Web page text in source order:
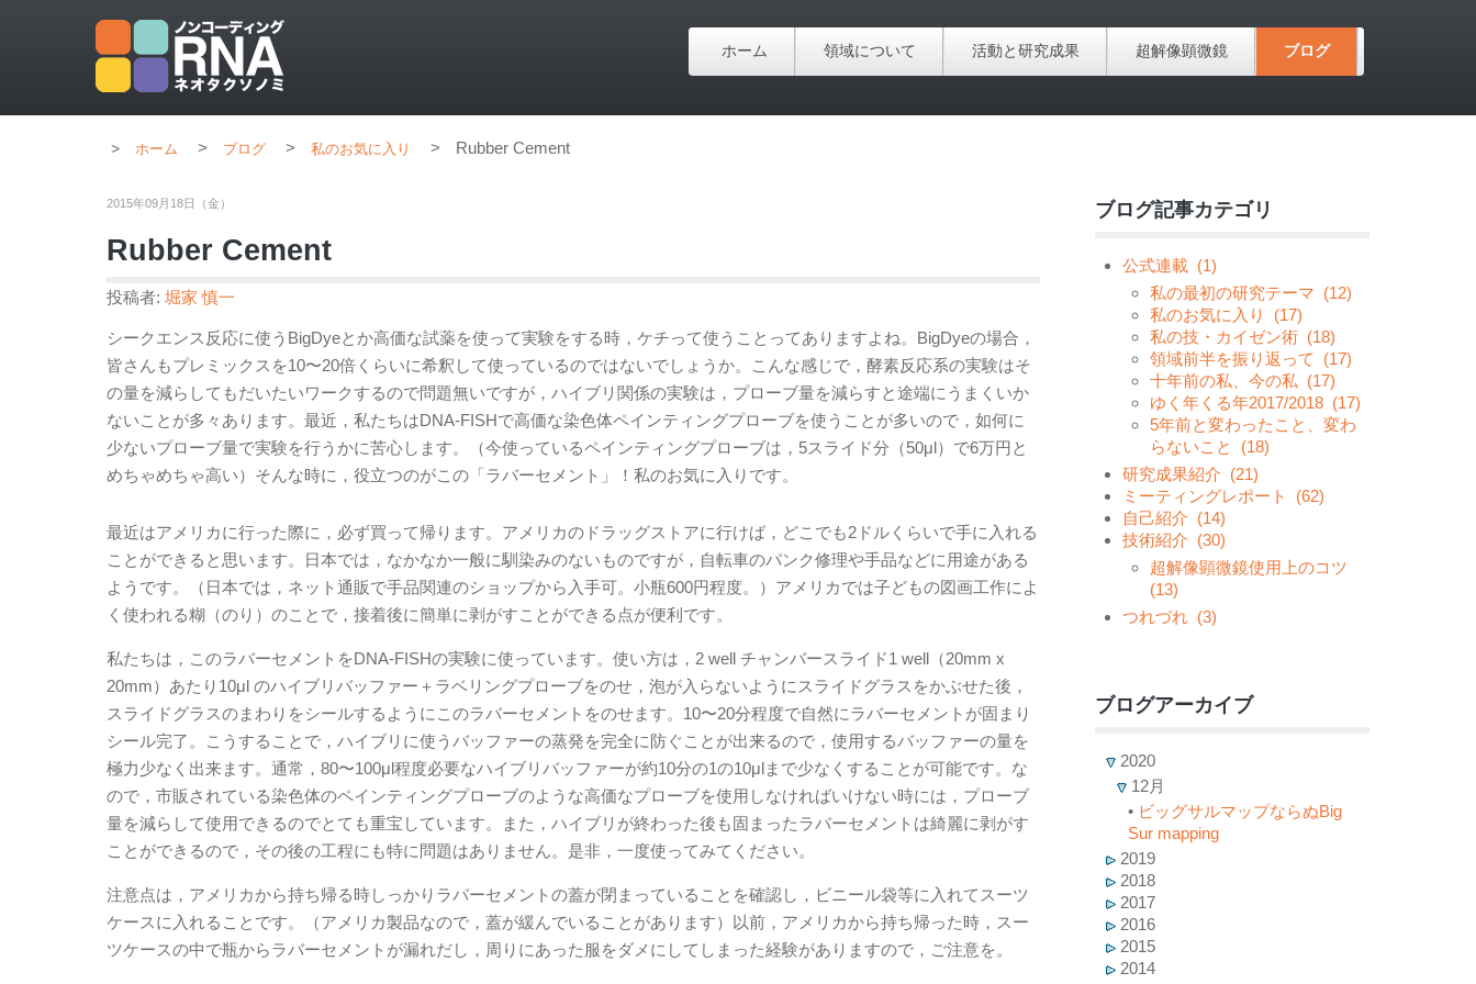
ホーム 領域について 活動と研究成果 超解像顕微鏡 ブログ
ホーム > ブログ > 私のお気に入り > Rubber Cement
2015年09月18日（金）
Rubber Cement
投稿者: 堀家 慎一
シークエンス反応に使うBigDyeとか高価な試薬を使って実験をする時，ケチって使うことってありますよね。BigDyeの場合，
皆さんもプレミックスを10〜20倍くらいに希釈して使っているのではないでしょうか。こんな感じで，酵素反応系の実験はそ
の量を減らしてもだいたいワークするので問題無いですが，ハイブリ関係の実験は，プローブ量を減らすと途端にうまくいか
ないことが多々あります。最近，私たちはDNA-FISHで高価な染色体ペインティングプローブを使うことが多いので，如何に
少ないプローブ量で実験を行うかに苦心します。（今使っているペインティングプローブは，5スライド分（50μl）で6万円と
めちゃめちゃ高い）そんな時に，役立つのがこの「ラバーセメント」！私のお気に入りです。
最近はアメリカに行った際に，必ず買って帰ります。アメリカのドラッグストアに行けば，どこでも2ドルくらいで手に入れる
ことができると思います。日本では，なかなか一般に馴染みのないものですが，自転車のパンク修理や手品などに用途がある
ようです。（日本では，ネット通販で手品関連のショップから入手可。小瓶600円程度。）アメリカでは子どもの図画工作によ
く使われる糊（のり）のことで，接着後に簡単に剥がすことができる点が便利です。
私たちは，このラバーセメントをDNA-FISHの実験に使っています。使い方は，2 well チャンバースライド1 well（20mm x
20mm）あたり10μl のハイブリバッファー＋ラベリングプローブをのせ，泡が入らないようにスライドグラスをかぶせた後，
スライドグラスのまわりをシールするようにこのラバーセメントをのせます。10〜20分程度で自然にラバーセメントが固まり
シール完了。こうすることで，ハイブリに使うバッファーの蒸発を完全に防ぐことが出来るので，使用するバッファーの量を
極力少なく出来ます。通常，80〜100μl程度必要なハイブリバッファーが約10分の1の10μlまで少なくすることが可能です。な
ので，市販されている染色体のペインティングプローブのような高価なプローブを使用しなければいけない時には，プローブ
量を減らして使用できるのでとても重宝しています。また，ハイブリが終わった後も固まったラバーセメントは綺麗に剥がす
ことができるので，その後の工程にも特に問題はありません。是非，一度使ってみてください。
注意点は，アメリカから持ち帰る時しっかりラバーセメントの蓋が閉まっていることを確認し，ビニール袋等に入れてスーツ
ケースに入れることです。（アメリカ製品なので，蓋が緩んでいることがあります）以前，アメリカから持ち帰った時，スー
ツケースの中で瓶からラバーセメントが漏れだし，周りにあった服をダメにしてしまった経験がありますので，ご注意を。
ブログ記事カテゴリ
公式連載 (1)
私の最初の研究テーマ (12)
私のお気に入り
(17)
私の技・カイゼン術 (18)
領域前半を振り返って
(17)
十年前の私、今の私 (17)
ゆく年くる年2017/2018 (17)
5年前と変わったこと、変わ
らないこと
(18)
研究成果紹介 (21)
ミーティングレポート
(62)
自己紹介 (14)
技術紹介 (30)
超解像顕微鏡使用上のコツ
(13)
つれづれ (3)
ブログアーカイブ
2020
12月
• ビッグサルマップならぬBig
Sur mapping
2019
2018
2017
2016
2015
2014